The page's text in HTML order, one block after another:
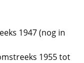
1947 (nog in
1955 tot